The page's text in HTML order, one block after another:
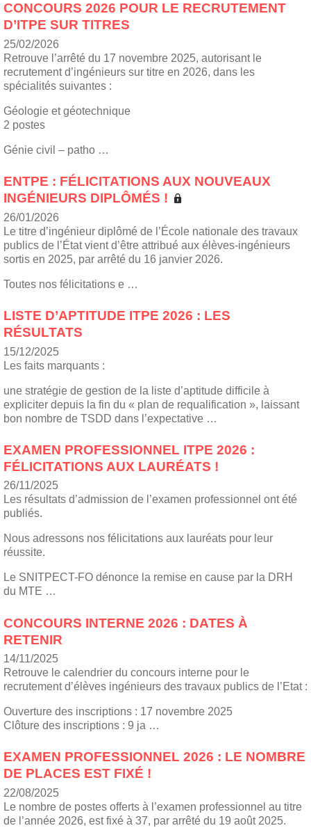
CONCOURS 2026 POUR LE RECRUTEMENT
D’ITPE SUR TITRES
25/02/2026
Retrouve l’arrêté du 17 novembre 2025, autorisant le
recrutement d’ingénieurs sur titre en 2026, dans les
spécialités suivantes :
Géologie et géotechnique
2 postes
Génie civil – patho …
ENTPE : FÉLICITATIONS AUX NOUVEAUX
INGÉNIEURS DIPLÔMÉS !
26/01/2026
Le titre d’ingénieur diplômé de l’École nationale des travaux
publics de l’État vient d’être attribué aux élèves-ingénieurs
sortis en 2025, par arrêté du 16 janvier 2026.
Toutes nos félicitations e …
LISTE D’APTITUDE ITPE 2026 : LES
RÉSULTATS
15/12/2025
Les faits marquants :
une stratégie de gestion de la liste d’aptitude difficile à
expliciter depuis la fin du « plan de requalification », laissant
bon nombre de TSDD dans l’expectative …
EXAMEN PROFESSIONNEL ITPE 2026 :
FÉLICITATIONS AUX LAURÉATS !
26/11/2025
Les résultats d’admission de l’examen professionnel ont été
publiés.
Nous adressons nos félicitations aux lauréats pour leur
réussite.
Le SNITPECT-FO dénonce la remise en cause par la DRH
du MTE …
CONCOURS INTERNE 2026 : DATES À
RETENIR
14/11/2025
Retrouve le calendrier du concours interne pour le
recrutement d’élèves ingénieurs des travaux publics de l’Etat :
Ouverture des inscriptions : 17 novembre 2025
Clôture des inscriptions : 9 ja …
EXAMEN PROFESSIONNEL 2026 : LE NOMBRE
DE PLACES EST FIXÉ !
22/08/2025
Le nombre de postes offerts à l’examen professionnel au titre
de l’année 2026, est fixé à 37, par arrêté du 19 août 2025.